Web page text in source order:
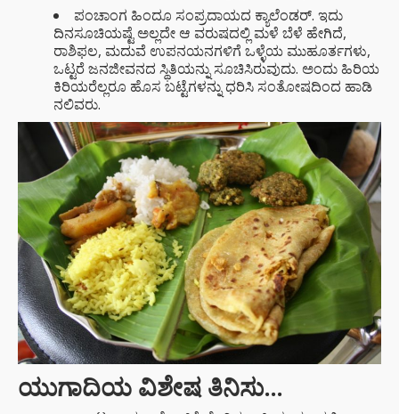
ಪಂಚಾಂಗ ಹಿಂದೂ ಸಂಪ್ರದಾಯದ ಕ್ಯಾಲೆಂಡರ್. ಇದು
ದಿನಸೂಚಿಯಷ್ಟೆ ಅಲ್ಲದೇ ಆ ವರುಷದಲ್ಲಿ ಮಳೆ ಬೆಳೆ ಹೇಗಿದೆ,
ರಾಶಿಫಲ, ಮದುವೆ ಉಪನಯನಗಳಿಗೆ ಒಳ್ಳೆಯ ಮುಹೂರ್ತಗಳು,
ಒಟ್ಟರೆ ಜನಜೀವನದ ಸ್ಥಿತಿಯನ್ನು ಸೂಚಿಸಿರುವುದು. ಅಂದು ಹಿರಿಯ
ಕಿರಿಯರೆಲ್ಲರೂ ಹೊಸ ಬಟ್ಟೆಗಳನ್ನು ಧರಿಸಿ ಸಂತೋಷದಿಂದ ಹಾಡಿ
ನಲಿವರು.
ಯುಗಾದಿಯ ವಿಶೇಷ ತಿನಿಸು…